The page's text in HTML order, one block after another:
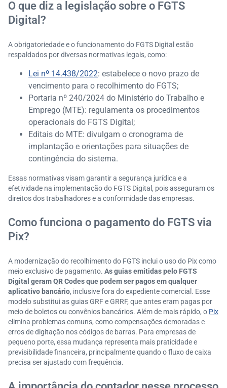
O que diz a legislação sobre o FGTS
Digital?
A obrigatoriedade e o funcionamento do FGTS Digital estão
respaldados por diversas normativas legais, como:​
Lei nº 14.438/2022: estabelece o novo prazo de
vencimento para o recolhimento do FGTS;
Portaria nº 240/2024 do Ministério do Trabalho e
Emprego (MTE): regulamenta os procedimentos
operacionais do FGTS Digital;
Editais do MTE: divulgam o cronograma de
implantação e orientações para situações de
contingência do sistema.
Essas normativas visam garantir a segurança jurídica e a
efetividade na implementação do FGTS Digital, pois asseguram os
direitos dos trabalhadores e a conformidade das empresas.​
Como funciona o pagamento do FGTS via
Pix?
A modernização do recolhimento do FGTS inclui o uso do Pix como
meio exclusivo de pagamento. As guias emitidas pelo FGTS
Digital geram QR Codes que podem ser pagos em qualquer
aplicativo bancário, inclusive fora do expediente comercial. Esse
modelo substitui as guias GRF e GRRF, que antes eram pagas por
meio de boletos ou convênios bancários. Além de mais rápido, o Pix
elimina problemas comuns, como compensações demoradas e
erros de digitação nos códigos de barras. Para empresas de
pequeno porte, essa mudança representa mais praticidade e
previsibilidade financeira, principalmente quando o fluxo de caixa
precisa ser ajustado com frequência.